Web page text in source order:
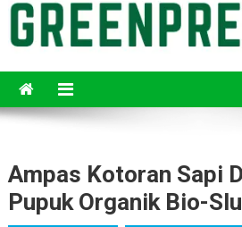
Ampas Kotoran Sapi
Pupuk Organik Bio-